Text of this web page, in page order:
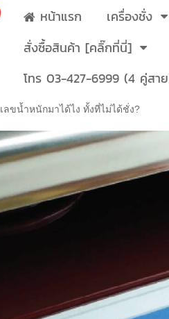
หน้าแรก
เครื่องชั่ง
สั่งซื้อสินค้า [คลิ๊กที่นี่]
โทร 03-427-6999 (4 คู่สา
เลขน้ำหนักมาได้ไง ทั้งที่ไม่ได้ชั่ง?